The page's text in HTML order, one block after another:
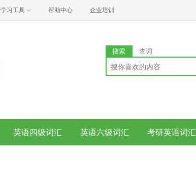
学习工具 帮助中心 企业培训
搜索 查词
英语四级词汇 英语六级词汇 考研英语词汇